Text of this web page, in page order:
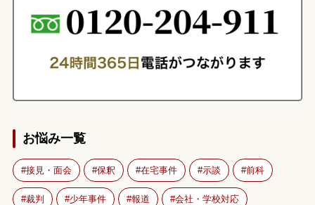
お悩み一覧
接見・面会 保釈 在宅事件 示談 前科
裁判 少年事件 報道 会社・学校対応